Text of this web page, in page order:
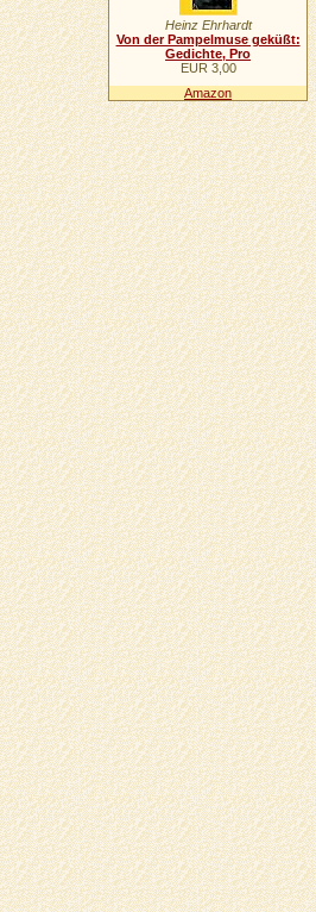
Heinz Ehrhardt
Von der Pampelmuse geküßt:
Gedichte, Pro
EUR 3,00
Amazon